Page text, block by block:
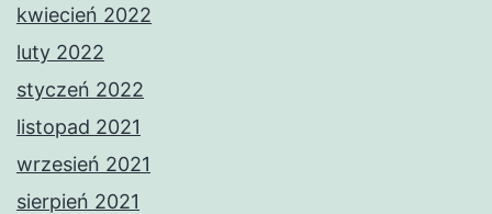
kwiecień 2022
luty 2022
styczeń 2022
listopad 2021
wrzesień 2021
sierpień 2021